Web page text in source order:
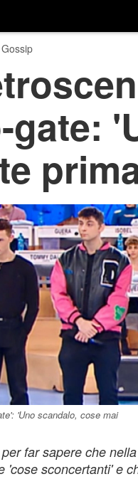
gate:
'Uno scandalo, cose mai
far sapere che nella
'cose sconcertanti' e